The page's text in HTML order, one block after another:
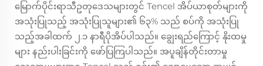
မြောက်ပိုင်းရာသီဥတုဒေသများတွင် Tencel အိပ်ယာစုတ်များကို
အသုံးပြုသည့် အသုံးပြုသူများ၏ ၆၃% သည် စပ်ကို အသုံးပြု
သည့်အခါထက် ၂.၁ နာရီပိုအိပ်ပါသည်။ ချွေးရည်ကြောင့် နိုးထမှု
များ နည်းပါးခြင်းကို ဖော်ပြကြပါသည်။ အပူချိန်တိုင်းတာမှု